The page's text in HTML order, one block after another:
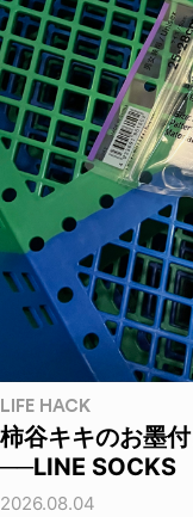
LIFE HACK
柿谷キキのお墨付
──LINE SOCKS
2026.08.04